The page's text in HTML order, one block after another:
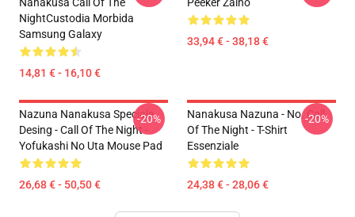
NightCustodia Morbida
Samsung Galaxy
14,81 € - 16,10 €
33,94 € - 38,18 €
Nazuna Nanakusa Speciale
Desing - Call Of The Night -
Yofukashi No Uta Mouse Pad
26,68 € - 50,50 €
-20%
Nanakusa Nazuna - No. Call
Of The Night - T-Shirt
Essenziale
24,38 € - 28,06 €
-20%